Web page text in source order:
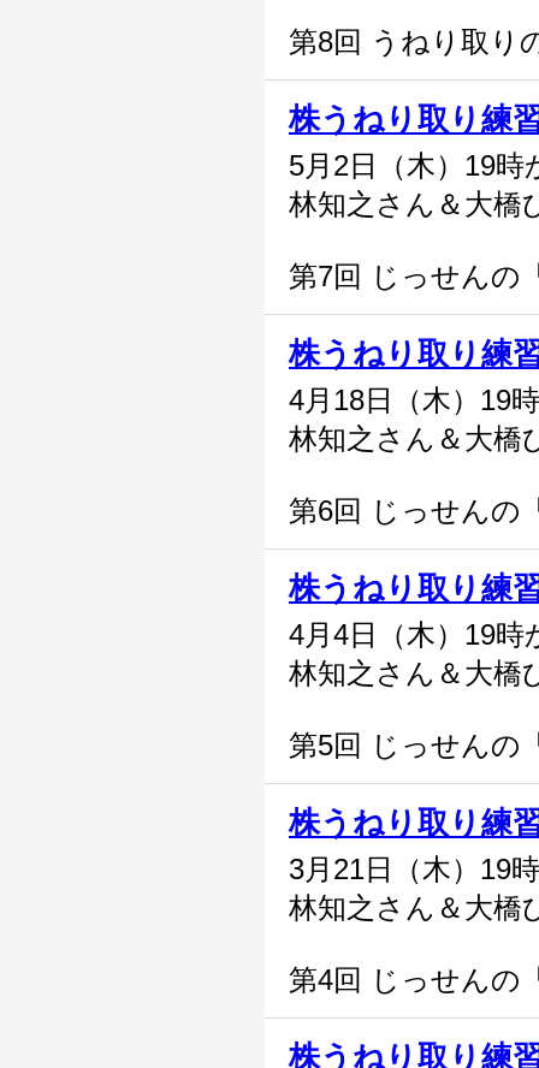
第8回 うねり取
株うねり取り練
5月2日（木）19時
林知之さん＆大橋
第7回 じっせん
株うねり取り練
4月18日（木）19
林知之さん＆大橋
第6回 じっせん
株うねり取り練
4月4日（木）19時
林知之さん＆大橋
第5回 じっせん
株うねり取り練
3月21日（木）19
林知之さん＆大橋
第4回 じっせん
株うねり取り練